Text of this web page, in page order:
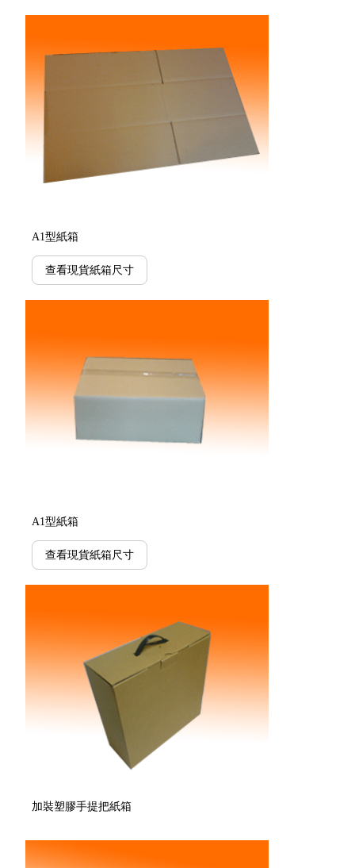
A1型紙箱
查看現貨紙箱尺寸
A1型紙箱
查看現貨紙箱尺寸
加裝塑膠手提把紙箱